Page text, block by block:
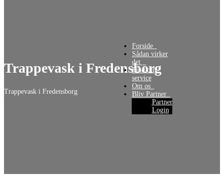
Sådan virker
Find din
service‏‏‎
Partner
Login
Trappevask i Fredensborg
Trappevask i Fredensborg